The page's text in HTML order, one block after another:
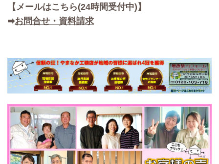
【メールはこちら(24時間受付中)】
➡お問合せ・資料請求